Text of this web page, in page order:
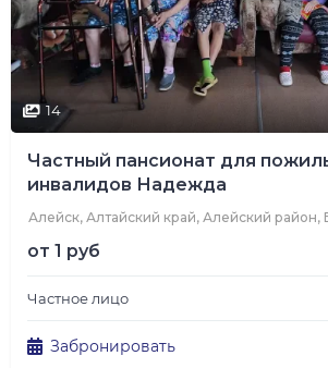
14
Частный пансионат для
инвалидов Надежда
Алейск, Алтайский край, Алейский
от 1 руб
Частное лицо
Забронировать